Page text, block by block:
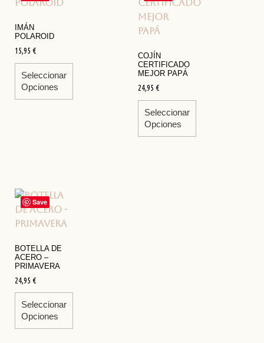
IMÁN
POLAROID
15,95 €
Seleccionar
Opciones
COJÍN
CERTIFICADO
MEJOR PAPÁ
24,95 €
Seleccionar
Opciones
Save
BOTELLA DE
ACERO –
PRIMAVERA
24,95 €
Seleccionar
Opciones